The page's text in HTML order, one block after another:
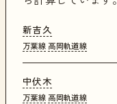
新吉久
万葉線 高岡軌道線
中伏木
万葉線 高岡軌道線